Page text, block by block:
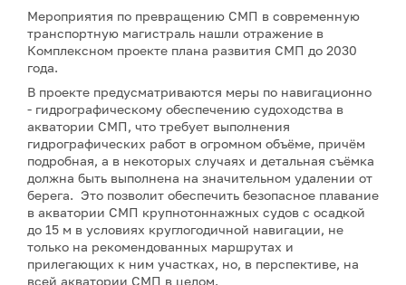
Мероприятия по превращению СМП в современную
транспортную магистраль нашли отражение в
Комплексном проекте плана развития СМП до 2030
года.
В проекте предусматриваются меры по навигационно
- гидрографическому обеспечению судоходства в
акватории СМП, что требует выполнения
гидрографических работ в огромном объёме, причём
подробная, а в некоторых случаях и детальная съёмка
должна быть выполнена на значительном удалении от
берега. Это позволит обеспечить безопасное плавание
в акватории СМП крупнотоннажных судов с осадкой
до 15 м в условиях круглогодичной навигации, не
только на рекомендованных маршрутах и
прилегающих к ним участках, но, в перспективе, на
всей акватории СМП в целом.